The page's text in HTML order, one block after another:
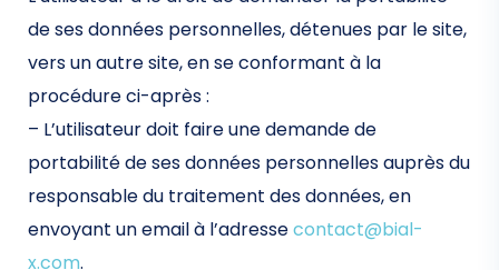
de ses données personnelles, détenues par le site,
vers un autre site, en se conformant à la
procédure ci-après :
– L’utilisateur doit faire une demande de
portabilité de ses données personnelles auprès du
responsable du traitement des données, en
envoyant un email à l’adressecontact@bial-
x.com.